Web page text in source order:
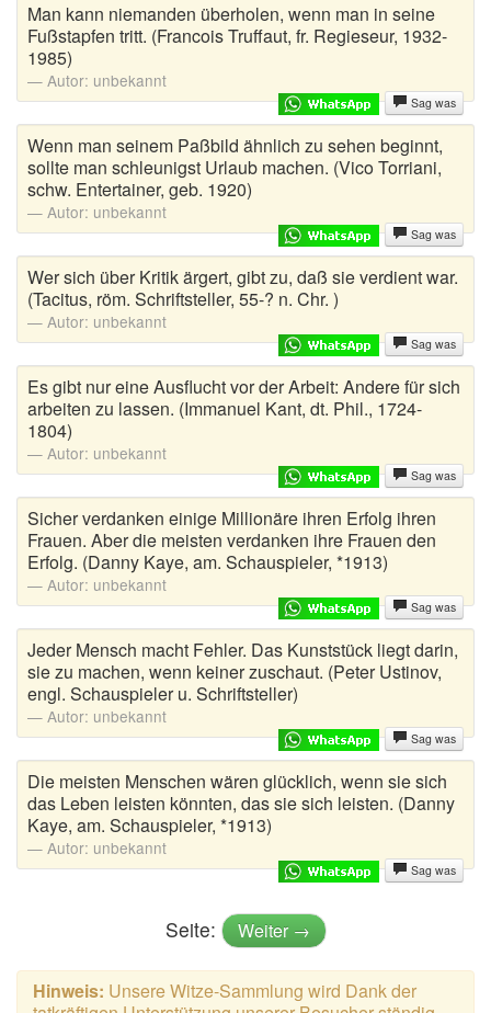
Man kann niemanden überholen, wenn man in seine
Fußstapfen tritt. (Francois Truffaut, fr. Regieseur, 1932-
1985)
Autor: unbekannt
Sag was
Wenn man seinem Paßbild ähnlich zu sehen beginnt,
sollte man schleunigst Urlaub machen. (Vico Torriani,
schw. Entertainer, geb. 1920)
Autor: unbekannt
Sag was
Wer sich über Kritik ärgert, gibt zu, daß sie verdient war.
(Tacitus, röm. Schriftsteller, 55-? n. Chr. )
Autor: unbekannt
Sag was
Es gibt nur eine Ausflucht vor der Arbeit: Andere für sich
arbeiten zu lassen. (Immanuel Kant, dt. Phil., 1724-
1804)
Autor: unbekannt
Sag was
Sicher verdanken einige Millionäre ihren Erfolg ihren
Frauen. Aber die meisten verdanken ihre Frauen den
Erfolg. (Danny Kaye, am. Schauspieler, *1913)
Autor: unbekannt
Sag was
Jeder Mensch macht Fehler. Das Kunststück liegt darin,
sie zu machen, wenn keiner zuschaut. (Peter Ustinov,
engl. Schauspieler u. Schriftsteller)
Autor: unbekannt
Sag was
Die meisten Menschen wären glücklich, wenn sie sich
das Leben leisten könnten, das sie sich leisten. (Danny
Kaye, am. Schauspieler, *1913)
Autor: unbekannt
Sag was
Seite: Weiter →
Hinweis: Unsere Witze-Sammlung wird Dank der